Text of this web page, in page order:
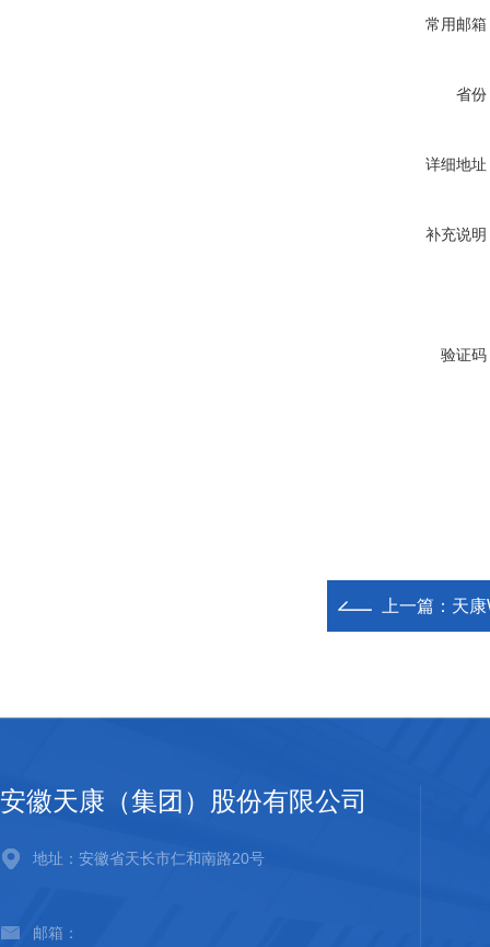
常用邮箱
省份
详细地址
补充说明
验证码
上一篇： 天
安徽天康（集团）股份有限公司
地址：安徽省天长市仁和南路20号
邮箱：